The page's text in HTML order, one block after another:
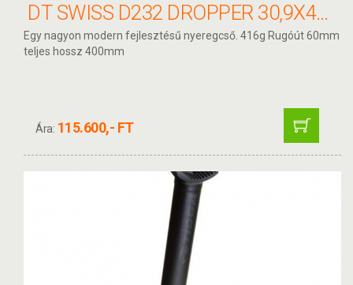
DT SWISS D232 DROPPER 30,9X400 60MM
Egy nagyon modern fejlesztésű nyeregcső. 416g Rugóút 60mm
teljes hossz 400mm
Ára: 115.600,- FT